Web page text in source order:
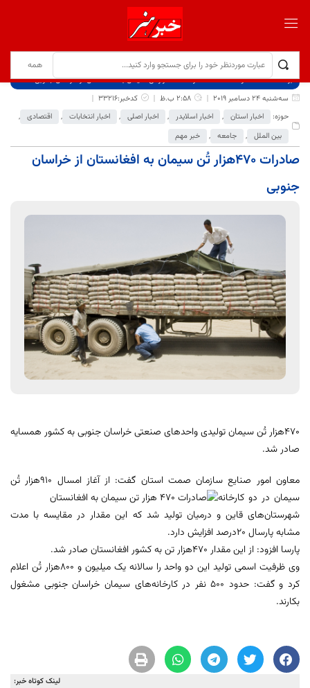
برگ نخست نوشته‌ها
صادرات ۴۷۰هزار تُن سیمان به افغانستان از خراسان جنوبی
سه‌شنبه 24 دسامبر 2019
2:58 ب.ظ
کدخبر:33216
حوزه:
اخبار استان , اخبار اسلایدر , اخبار اصلی , اخبار انتخابات , اقتصادی ,
بین الملل , جامعه , خبر مهم
صادرات ۴۷۰هزار تُن سیمان به افغانستان از خراسان
جنوبی
۴۷۰هزار تُن سیمان تولیدی واحد‌های صنعتی خراسان جنوبی به کشور همسایه
صادر شد.
معاون امور صنایع سازمان صمت استان گفت: از آغاز امسال ۹۱۰هزار تُن
سیمان در دو کارخانه
شهرستان‌های قاین و درمیان تولید شد که این مقدار در مقایسه با مدت
مشابه پارسال ۲۰درصد افزایش دارد.
پارسا افزود: از این مقدار ۴۷۰هزار تن به کشور افغانستان صادر شد.
وی ظرفیت اسمی تولید این دو واحد را سالانه یک میلیون و ۸۰۰هزار تُن اعلام
کرد و گفت: حدود ۵۰۰ نفر در کارخانه‌های سیمان خراسان جنوبی مشغول
بکارند.
لینک کوتاه خبر: